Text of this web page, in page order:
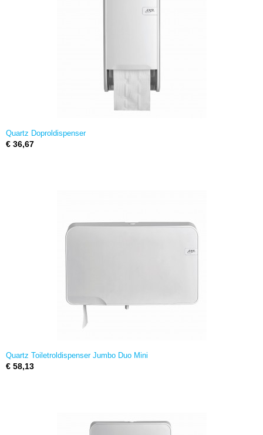
Quartz Doproldispenser
€ 36,67
Quartz Toiletroldispenser Jumbo Duo Mini
€ 58,13